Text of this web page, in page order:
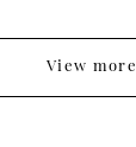
View more